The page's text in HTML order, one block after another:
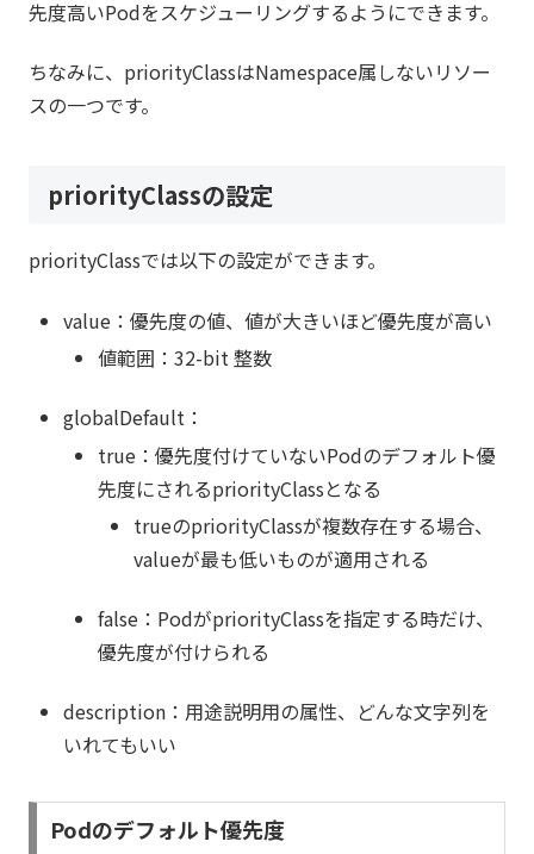
先度高いPodをスケジューリングするようにできます。
ちなみに、priorityClassはNamespace属しないリソー
スの一つです。
priorityClassの設定
priorityClassでは以下の設定ができます。
value：優先度の値、値が大きいほど優先度が高い
値範囲：32-bit 整数
globalDefault：
true：優先度付けていないPodのデフォルト優
先度にされるpriorityClassとなる
trueのpriorityClassが複数存在する場合、
valueが最も低いものが適用される
false：PodがpriorityClassを指定する時だけ、
優先度が付けられる
description：用途説明用の属性、どんな文字列を
いれてもいい
Podのデフォルト優先度